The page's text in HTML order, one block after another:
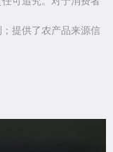
提供了农产品来源信